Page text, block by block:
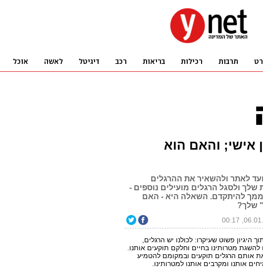
אישי; והאם הוא
לאתר ולהשאיר את ההרגלים
ולסגל הרגלים מועילים נוספים -
ממך להיתקדם. השאלה היא - האם
שלך?
היגיון פשוט שעיקרו: לכולנו יש הרגלים,
מטרותינו בחיים וחלקם תוקעים אותנו.
אותם הרגלים תוקעים ובמקומם להטמיע
אותנו ומקרבים אותנו למטרותינו.